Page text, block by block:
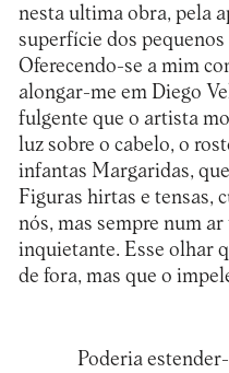
nesta ultima obra, pela
superfície dos
Oferecendo-se a mim
alongar-me em Diego
fulgente que o artista
luz sobre o cabelo, o
infantas Margaridas,
Figuras hirtas e tensas,
nós, mas sempre num
inquietante. Esse olhar
de fora, mas que o
Poderia